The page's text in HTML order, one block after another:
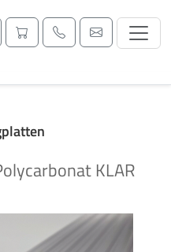
KLAR